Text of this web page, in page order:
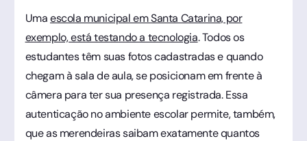
Umaescola municipal em Santa Catarina, por
exemplo, está testando a tecnologia. Todos os
estudantes têm suas fotos cadastradas e quando
chegam à sala de aula, se posicionam em frente à
câmera para ter sua presença registrada. Essa
autenticação no ambiente escolar permite, também,
que as merendeiras saibam exatamente quantos